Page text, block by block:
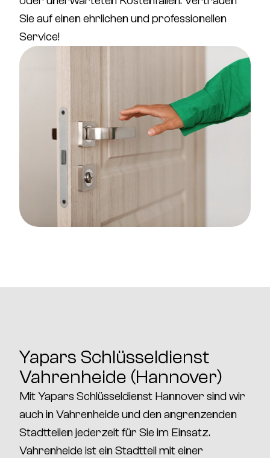
Sie auf einen ehrlichen und professionellen
Service!
Yapars Schlüsseldienst
Vahrenheide (Hannover)
MitYapars Schlüsseldienst Hannover sind wir
auch inVahrenheide und den angrenzenden
Stadtteilen jederzeit für Sie im Einsatz.
Vahrenheide ist ein Stadtteil mit einer